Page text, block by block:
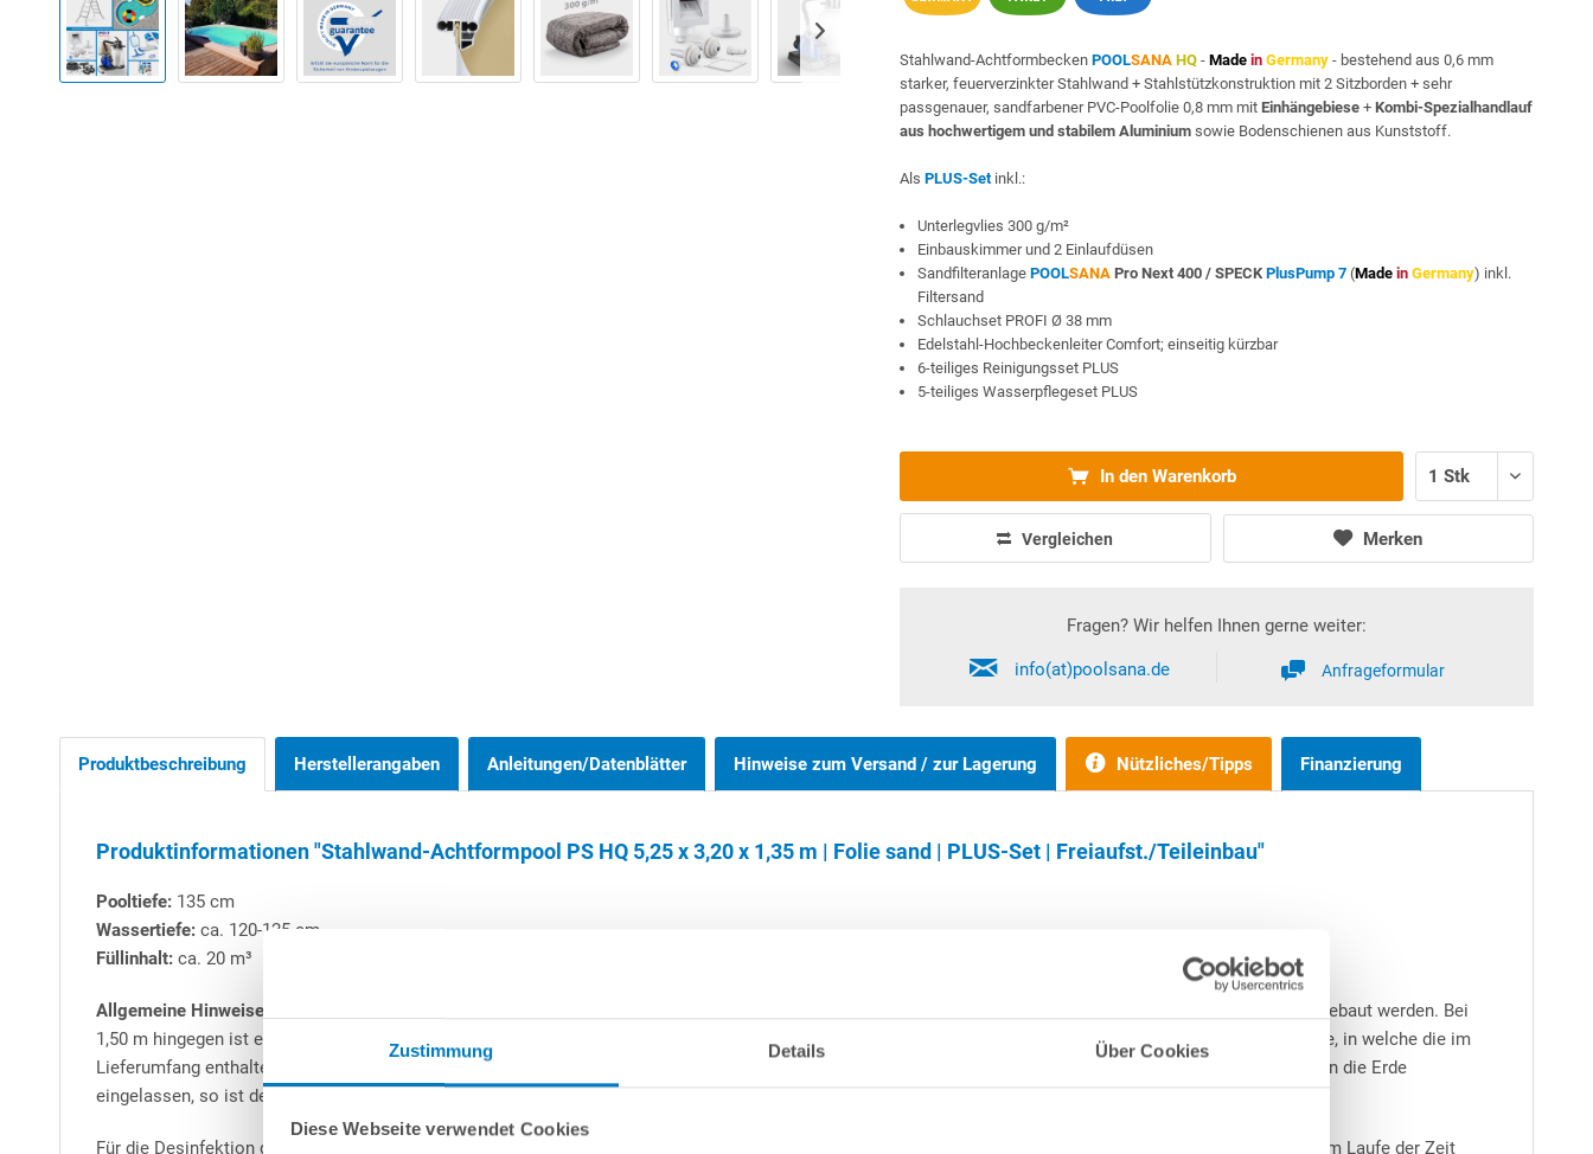
Zustimmung Details Über Cookies
Diese Webseite verwendet Cookies
Stahlwand-AchtformbeckenPOOLSANA HQ -Made in Germany - bestehend aus 0,6 mm
starker, feuerverzinkter Stahlwand + Stahlstützkonstruktion mit 2 Sitzborden + sehr
passgenauer, sandfarbener PVC-Poolfolie 0,8 mm mitEinhängebiese +Kombi-Spezialhandlauf
aus hochwertigem und stabilem Aluminium sowie Bodenschienen aus Kunststoff.
AlsPLUS-Setinkl.:
Unterlegvlies 300 g/m²
Einbauskimmer und 2 Einlaufdüsen
SandfilteranlagePOOLSANA Pro Next 400 / SPECK PlusPump 7 (Made in Germany) inkl.
Filtersand
Schlauchset PROFI Ø 38 mm
Edelstahl-Hochbeckenleiter Comfort; einseitig kürzbar
6-teiliges Reinigungsset PLUS
5-teiliges Wasserpflegeset PLUS
In den Warenkorb
Vergleichen Merken
Fragen? Wir helfen Ihnen gerne weiter:
info(at)poolsana.de Anfrageformular
Produktbeschreibung Finanzierung
Herstellerangaben Anleitungen/Datenblätter Hinweise zum Versand / zur Lagerung Nützliches/Tipps
Produktinformationen "Stahlwand-Achtformpool PS HQ 5,25 x 3,20 x 1,35 m | Folie sand | PLUS-Set | Freiaufst./Teileinbau"
Pooltiefe: 135 cm
Wassertiefe: ca. 120-125 cm
Füllinhalt: ca. 20 m³
Allgemeine Hinweise zu Stahlwand-Achtformbecken:
Alle Achtformpools 1,20 m und 1,35 m können wahlweise frei aufgestellt oder teilweise bzw. ganz eingebaut werden. Bei
1,50 m hingegen ist ein Teileinbau (mind. 50 cm) zwingend vonnöten. Grundsätzlich bei allen Achtformbecken erforderlich ist die Erstellung einer Bodenplatte, in welche die im
Lieferumfang enthaltene Stahl-Stützkonstruktion bestehend aus 2 Seitenstützen sowie 1 Grundträger mit einbetoniert werden muss. Wird der Achtformpool in die Erde
eingelassen, so ist der eingelassene Bereich stets mit Magerbeton zu hinterfüllen.
Für die Desinfektion des Poolwassers empfehlen wir die Verwendung von Mitteln auf Chlor- oder Aktivsauerstoffbasis. Von Salz ist abzuraten, da dies sich im Laufe der Zeit